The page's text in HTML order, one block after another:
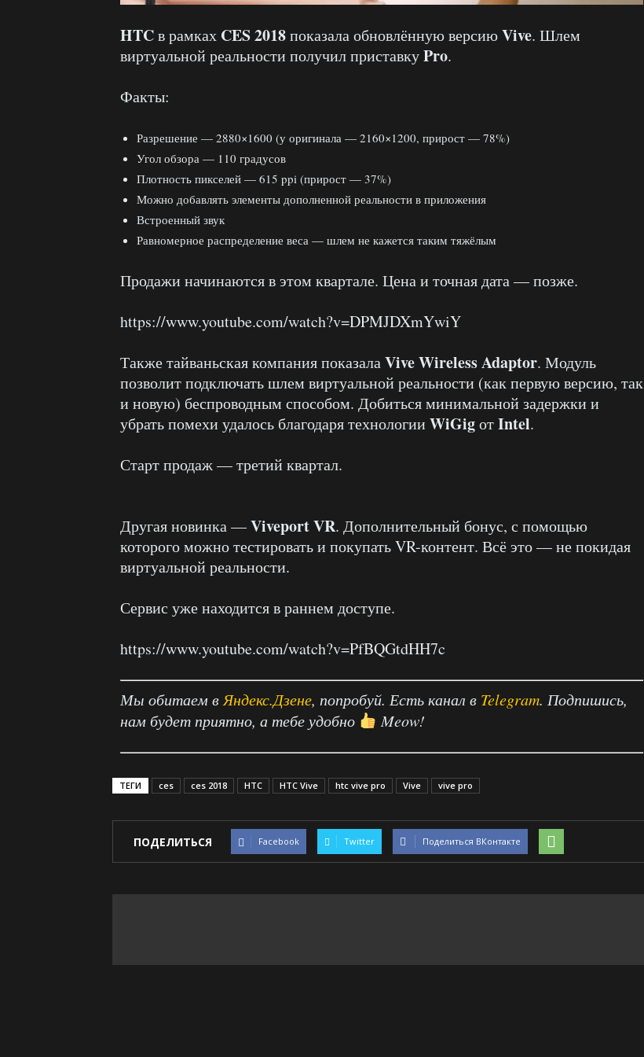
HTCв рамках CES 2018показала обновлённую версиюVive. Шлем
виртуальной реальности получил приставкуPro.
Факты:
Разрешение — 2880×1600 (у оригинала — 2160×1200, прирост — 78%)
Угол обзора — 110 градусов
Плотность пикселей — 615 ppi (прирост — 37%)
Можно добавлять элементы дополненной реальности в приложения
Встроенный звук
Равномерное распределение веса — шлем не кажется таким тяжёлым
Продажи начинаются в этом квартале. Цена и точная дата — позже.
https://www.youtube.com/watch?v=DPMJDXmYwiY
Также тайваньская компания показалаVive Wireless Adaptor. Модуль
позволит подключать шлем виртуальной реальности (как первую версию, так
и новую) беспроводным способом. Добиться минимальной задержки и
убрать помехи удалось благодаря технологии WiGigотIntel.
Старт продаж — третий квартал.
Другая новинка —Viveport VR. Дополнительный бонус, с помощью
которого можно тестировать и покупать VR-контент. Всё это ­— не покидая
виртуальной реальности.
Сервис уже находится в раннем доступе.
https://www.youtube.com/watch?v=PfBQGtdHH7c
Мы обитаем в Яндекс.Дзене, попробуй. Есть канал в Telegram. Подпишись,
нам будет приятно, а тебе удобно
Meow!
ТЕГИ ces ces 2018 HTC HTC Vive htc vive pro Vive vive pro
ПОДЕЛИТЬСЯ Facebook Twitter Поделиться ВКонтакте